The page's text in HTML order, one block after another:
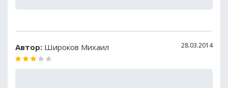
Автор: Широков Михаил 28.03.2014